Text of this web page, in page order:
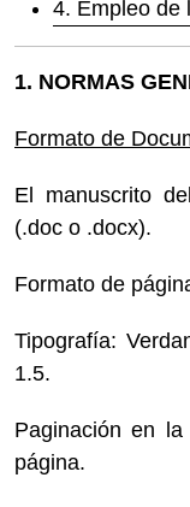
4. Empleo de
1. NORMAS
Formato de
El manuscrito
(.doc o .docx).
Formato de
Tipografía:
1.5.
Paginación en
página.